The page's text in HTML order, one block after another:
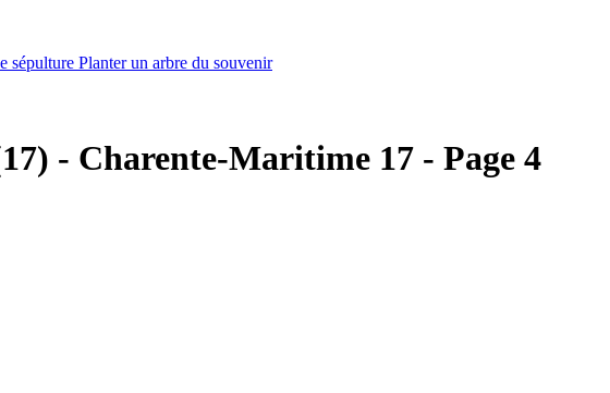
sépulture Planter un arbre du souvenir
- Charente-Maritime 17 - Page 4